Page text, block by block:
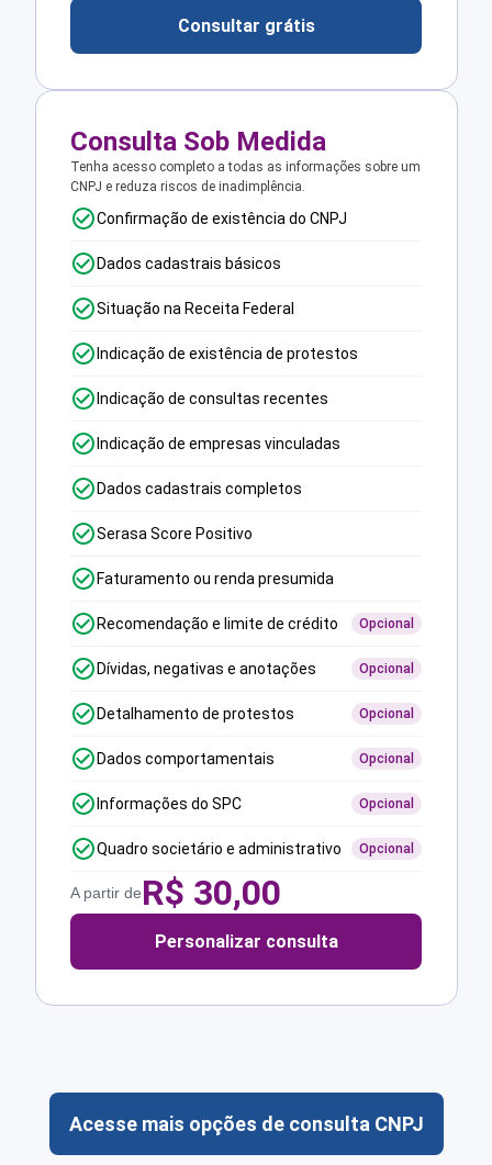
Consultar grátis
Consulta Sob Medida
Tenha acesso completo a todas as informações sobre um
CNPJ e reduza riscos de inadimplência.
Confirmação de existência do CNPJ
Dados cadastrais básicos
Situação na Receita Federal
Indicação de existência de protestos
Indicação de consultas recentes
Indicação de empresas vinculadas
Dados cadastrais completos
Serasa Score Positivo
Faturamento ou renda presumida
Recomendação e limite de crédito Opcional
Dívidas, negativas e anotações Opcional
Detalhamento de protestos Opcional
Dados comportamentais Opcional
Informações do SPC Opcional
Quadro societário e administrativo Opcional
A partir deR$ 30,00
Personalizar consulta
Acesse mais opções de consulta CNPJ